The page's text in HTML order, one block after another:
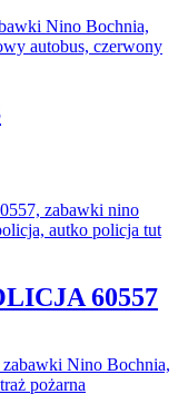
60557